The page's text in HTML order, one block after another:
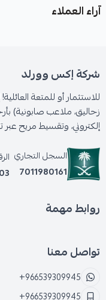
آراء العملاء
شركة إكس وورلد
للاستثمار أو للمتعة
زحاليق، ملاعب صابونية)
إلكتروني، وتقسيط مريح عبر
السجل التجاري
7011980161
روابط مهمة
تواصل معنا
+966539309945
+966539309945